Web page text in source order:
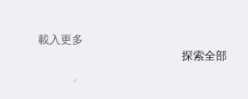
載入更多
探索全部